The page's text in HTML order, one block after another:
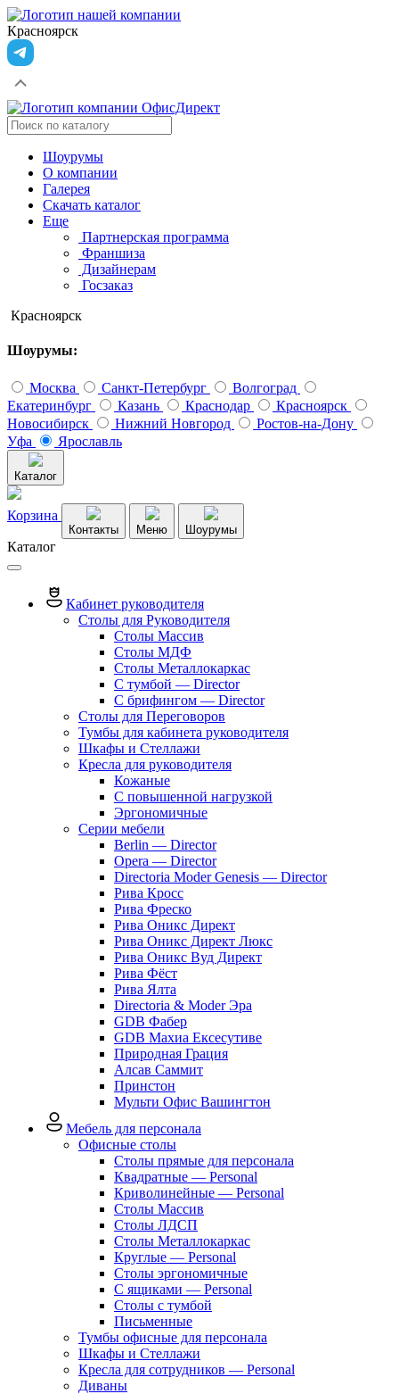
Красноярск
Шоурумы
О компании
Галерея
Скачать каталог
Еще
Партнерская программа
Франшиза
Дизайнерам
Госзаказ
Красноярск
Шоурумы:
Москва Санкт-Петербург
Волгоград
Екатеринбург
Казань Краснодар
Красноярск
Новосибирск
Нижний Новгород
Ростов-на-Дону
Уфа
Ярославль
Каталог
Корзина
Контакты Меню Шоурумы
Каталог
Кабинет руководителя
Столы для Руководителя
Столы Массив
Столы МДФ
Столы Металлокаркас
С тумбой — Director
C брифингом — Director
Столы для Переговоров
Тумбы для кабинета руководителя
Шкафы и Стеллажи
Кресла для руководителя
Кожаные
С повышенной нагрузкой
Эргономичные
Серии мебели
Berlin — Director
Opera — Director
Directoria Moder Genesis — Director
Рива Кросс
Рива Фреско
Рива Оникс Директ
Рива Оникс Директ Люкс
Рива Оникс Вуд Директ
Рива Фёст
Рива Ялта
Directoria & Moder Эра
GDB Фабер
GDB Махиа Ексесутиве
Природная Грация
Алсав Саммит
Принстон
Мульти Офис Вашингтон
Мебель для персонала
Офисные столы
Столы прямые для персонала
Квадратные — Personal
Криволинейные — Personal
Столы Массив
Столы ЛДСП
Столы Металлокаркас
Круглые — Personal
Столы эргономичные
С ящиками — Personal
Столы с тумбой
Письменные
Тумбы офисные для персонала
Шкафы и Стеллажи
Кресла для сотрудников — Personal
Диваны